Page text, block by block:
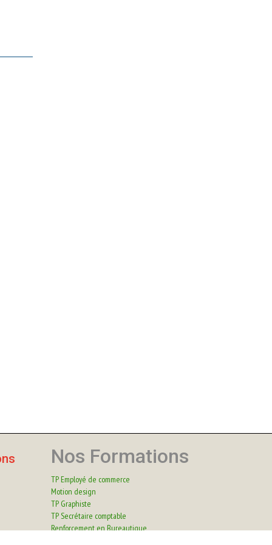
Nos Formations
TP Employé de commerce
Motion design
TP Graphiste
TP Secrétaire comptable
Renforcement en Bureautique